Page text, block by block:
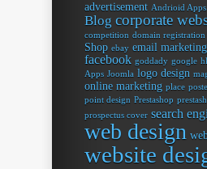
advertisement Andrioid Apps
Blog corporate
competition domain registration
Shop ebay email marketing
facebook goddady google
Apps Joomla logo design
online marketing place
point design Prestashop
prospectus cover search
web design
website